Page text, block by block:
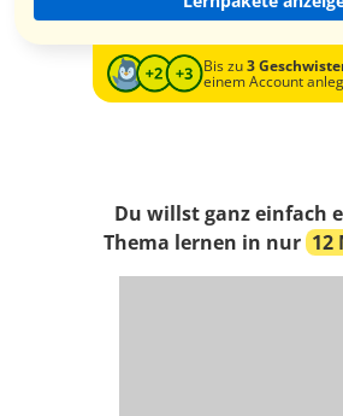
Bis zu3
einem Account
Du willst ganz einfach
Thema lernen in nur 12